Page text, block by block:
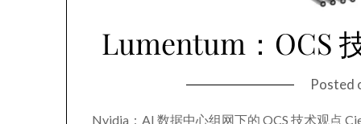
Lumentum：OCS
Posted
Nvidia：AI 数据中心组网下的 OCS 技术观点